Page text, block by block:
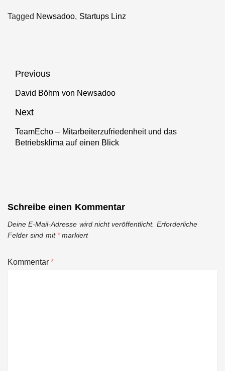
Tagged Newsadoo, Startups Linz
Beitragsnavigation
Previous
Previous
David Böhm von Newsadoo
Next
Next
post:
TeamEcho – Mitarbeiterzufriedenheit und das
Betriebsklima auf einen Blick
Schreibe einen Kommentar
Deine E-Mail-Adresse wird nicht veröffentlicht. Erforderliche
Felder sind mit *markiert
Kommentar*